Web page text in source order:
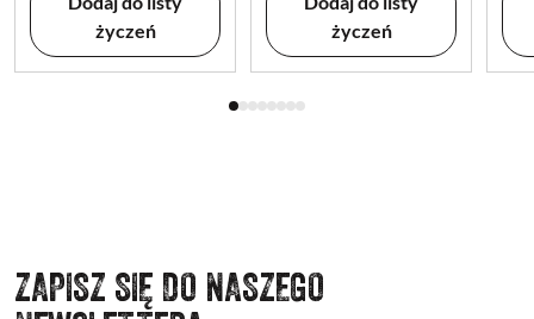
życzeń
życzeń
ZAPISZ SIĘ DO NASZEGO